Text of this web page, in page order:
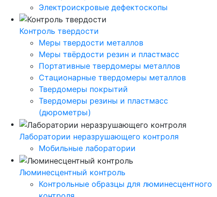
Электроискровые дефектоскопы
Контроль твердости
Меры твердости металлов
Меры твёрдости резин и пластмасс
Портативные твердомеры металлов
Стационарные твердомеры металлов
Твердомеры покрытий
Твердомеры резины и пластмасс
(дюрометры)
Лаборатории неразрушающего контроля
Мобильные лаборатории
Люминесцентный контроль
Контрольные образцы для люминесцентного